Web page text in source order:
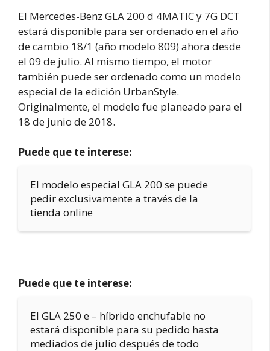
El Mercedes-Benz GLA 200 d 4MATIC y 7G DCT
estará disponible para ser ordenado en el año
de cambio 18/1 (año modelo 809) ahora desde
el 09 de julio. Al mismo tiempo, el motor
también puede ser ordenado como un modelo
especial de la edición UrbanStyle.
Originalmente, el modelo fue planeado para el
18 de junio de 2018.
Puede que te interese:
El modelo especial GLA 200 se puede
pedir exclusivamente a través de la
tienda online
Puede que te interese:
El GLA 250 e – híbrido enchufable no
estará disponible para su pedido hasta
mediados de julio después de todo